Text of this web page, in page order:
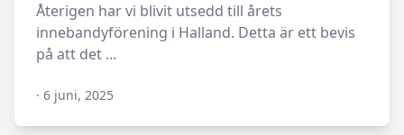
Återigen har vi blivit utsedd till årets
innebandyförening i Halland. Detta är ett bevis
på att det ...
N/A
· 6 juni, 2025